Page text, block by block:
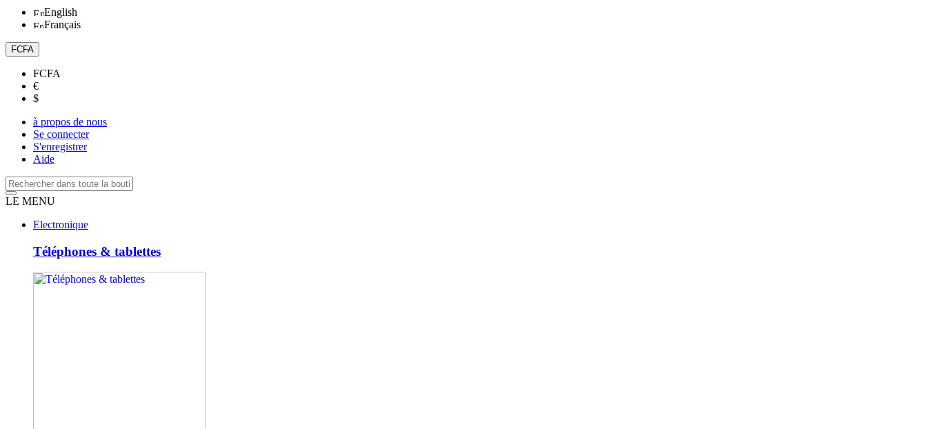
English
Français
FCFA
FCFA
€
$
à propos de nous
Se connecter
S'enregistrer
Aide
LE MENU
Electronique
Téléphones & tablettes